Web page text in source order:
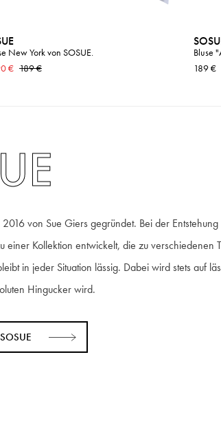
New York von SOSUE.
€ 189 €
Bluse
189 €
von Sue Giers gegründet. Bei der
Kollektion entwickelt, die zu verschiedenen
in jeder Situation lässig. Dabei wird stets auf
Hingucker wird.